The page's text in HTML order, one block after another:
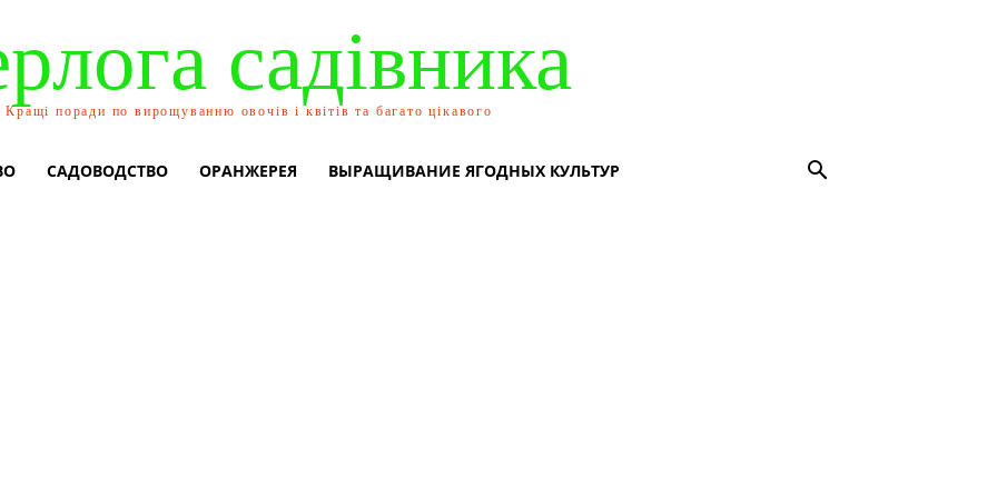
садівника
Кращі поради по вирощуванню овочів і квітів та багато цікавого
САДОВОДСТВО ОРАНЖЕРЕЯ ВЫРАЩИВАНИЕ ЯГОДНЫХ КУЛЬТУР